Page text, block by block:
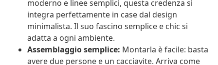
moderno e linee semplici, questa credenza si
integra perfettamente in case dal design
minimalista. Il suo fascino semplice e chic si
adatta a ogni ambiente.
Assemblaggio semplice: Montarla è facile: basta
avere due persone e un cacciavite. Arriva come